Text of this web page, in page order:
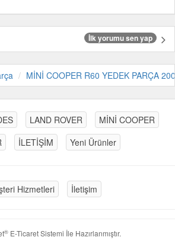
İlk yorumu sen yap
MİNİ COOPER R60 YEDEK PARÇA
LAND ROVER
MİNİ COOPER
İLETİŞİM Yeni Ürünler
Hizmetleri İletişim
®E-Ticaret Sistemi İle Hazırlanmıştır.